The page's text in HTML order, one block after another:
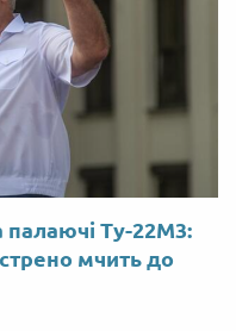
палаючі Ту-22М3:
мчить до